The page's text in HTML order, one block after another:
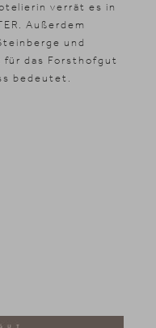
verrät es in
Außerdem
und
für das Forsthofgut
bedeutet.